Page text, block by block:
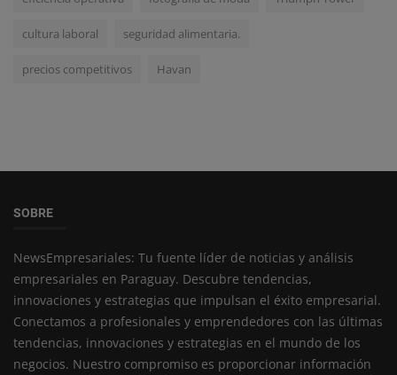
cultura laboral seguridad alimentaria.
precios competitivos Havan
SOBRE
NewsEmpresariales: Tu fuente líder de noticias y análisis
empresariales en Paraguay. Descubre tendencias,
innovaciones y estrategias que impulsan el éxito empresarial.
Conectamos a profesionales y emprendedores con las últimas
tendencias, innovaciones y estrategias en el mundo de los
negocios. Nuestro compromiso es proporcionar información